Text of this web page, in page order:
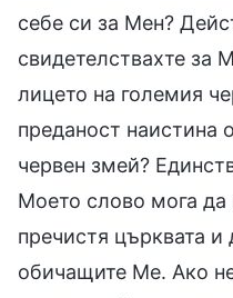
себе си за Мен?
свидетелствахте за
лицето на големия
преданост наистина
червен змей?
Моето слово мога да
пречистя църквата и
обичащите Ме. Ако